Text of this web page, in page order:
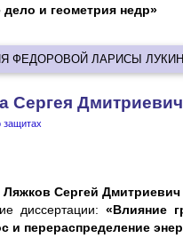
и геометрия недр»
ФЕДОРОВОЙ ЛАРИСЫ
Сергея
защитах
Ляжков Сергей Дмитриевич
диссертации: «Влияние
и перераспределение